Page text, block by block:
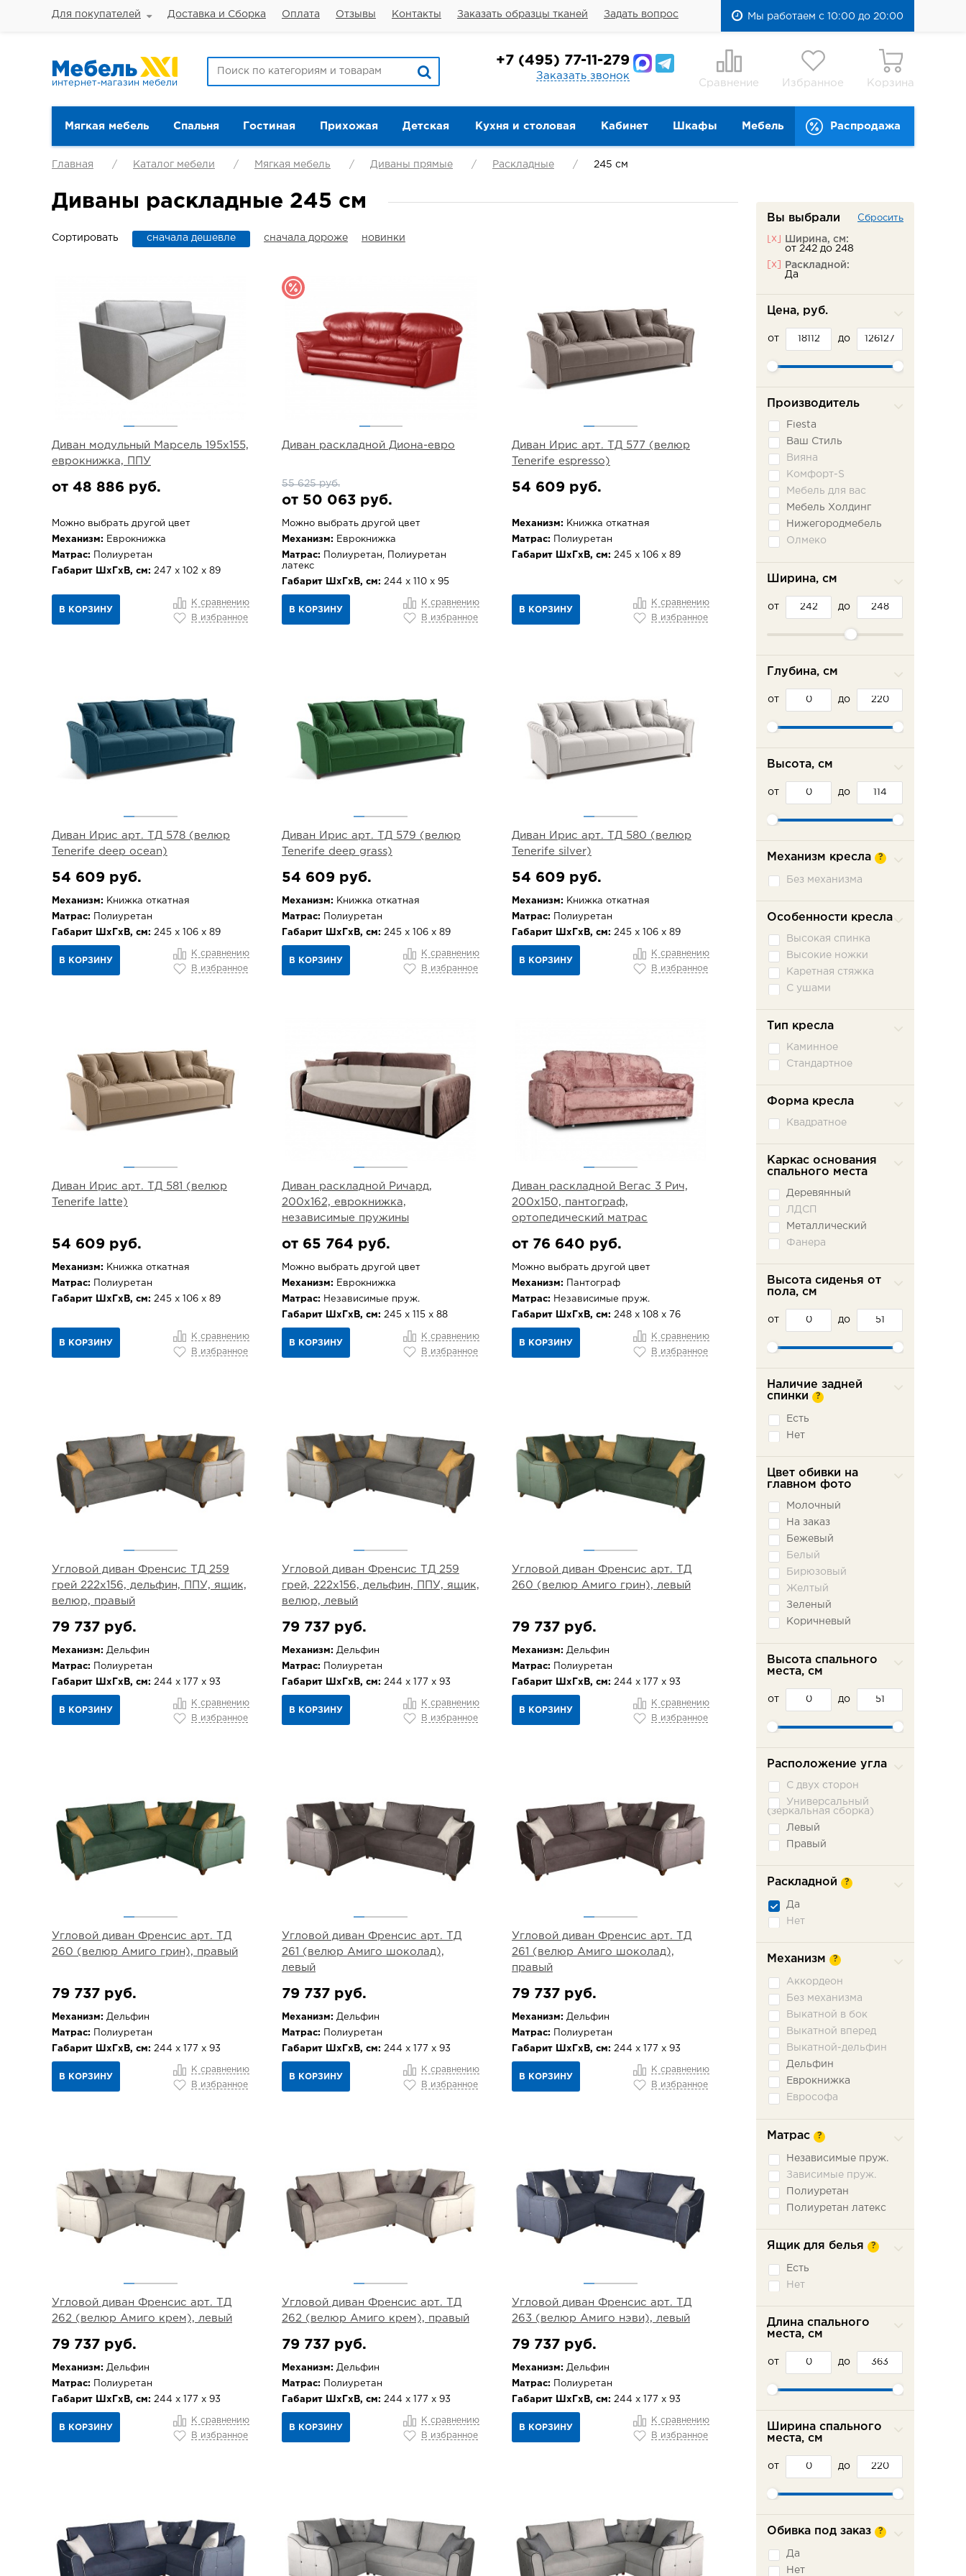
Для покупателей Доставка и Сборка Оплата Отзывы Контакты Заказать образцы тканей Задать вопрос Мы работаем с 10:00 до 20:00
интернет-магазин мебели
+7 (495) 77-11-279
Заказать звонок
Сравнение Избранное Корзина
Мягкая мебель Спальня Гостиная Прихожая Детская Кухня и столовая Кабинет Шкафы Мебель Распродажа
Главная Каталог мебели Мягкая мебель Диваны прямые Раскладные 245 см
Диваны раскладные 245 см
Сортировать сначала дешевле сначала дороже новинки
Диван модульный Марсель 195х155,
еврокнижка, ППУ
от 48 886 руб.
Можно выбрать другой цвет
Механизм: Еврокнижка
Матрас: Полиуретан
Габарит ШхГхВ, см: 247 х 102 х 89
В КОРЗИНУ
К сравнению
В избранное
Диван раскладной Диона-евро
55 625 руб.
от 50 063 руб.
Можно выбрать другой цвет
Механизм: Еврокнижка
Матрас: Полиуретан, Полиуретан
латекс
Габарит ШхГхВ, см: 244 х 110 х 95
В КОРЗИНУ
К сравнению
В избранное
Диван Ирис арт. ТД 577 (велюр
Tenerife espresso)
54 609 руб.
Механизм: Книжка откатная
Матрас: Полиуретан
Габарит ШхГхВ, см: 245 х 106 х 89
В КОРЗИНУ
К сравнению
В избранное
Диван Ирис арт. ТД 578 (велюр
Tenerife deep ocean)
54 609 руб.
Механизм: Книжка откатная
Матрас: Полиуретан
Габарит ШхГхВ, см: 245 х 106 х 89
В КОРЗИНУ
К сравнению
В избранное
Диван Ирис арт. ТД 579 (велюр
Tenerife deep grass)
54 609 руб.
Механизм: Книжка откатная
Матрас: Полиуретан
Габарит ШхГхВ, см: 245 х 106 х 89
В КОРЗИНУ
К сравнению
В избранное
Диван Ирис арт. ТД 580 (велюр
Tenerife silver)
54 609 руб.
Механизм: Книжка откатная
Матрас: Полиуретан
Габарит ШхГхВ, см: 245 х 106 х 89
В КОРЗИНУ
К сравнению
В избранное
Диван Ирис арт. ТД 581 (велюр
Tenerife latte)
54 609 руб.
Механизм: Книжка откатная
Матрас: Полиуретан
Габарит ШхГхВ, см: 245 х 106 х 89
В КОРЗИНУ
К сравнению
В избранное
Диван раскладной Ричард,
200х162, еврокнижка,
независимые пружины
от 65 764 руб.
Можно выбрать другой цвет
Механизм: Еврокнижка
Матрас: Независимые пруж.
Габарит ШхГхВ, см: 245 х 115 х 88
В КОРЗИНУ
К сравнению
В избранное
Диван раскладной Вегас 3 Рич,
200х150, пантограф,
ортопедический матрас
от 76 640 руб.
Можно выбрать другой цвет
Механизм: Пантограф
Матрас: Независимые пруж.
Габарит ШхГхВ, см: 248 х 108 х 76
В КОРЗИНУ
К сравнению
В избранное
Угловой диван Френсис ТД 259
грей 222х156, дельфин, ППУ, ящик,
велюр, правый
79 737 руб.
Механизм: Дельфин
Матрас: Полиуретан
Габарит ШхГхВ, см: 244 х 177 х 93
В КОРЗИНУ
К сравнению
В избранное
Угловой диван Френсис ТД 259
грей, 222х156, дельфин, ППУ, ящик,
велюр, левый
79 737 руб.
Механизм: Дельфин
Матрас: Полиуретан
Габарит ШхГхВ, см: 244 х 177 х 93
В КОРЗИНУ
К сравнению
В избранное
Угловой диван Френсис арт. ТД
260 (велюр Амиго грин), левый
79 737 руб.
Механизм: Дельфин
Матрас: Полиуретан
Габарит ШхГхВ, см: 244 х 177 х 93
В КОРЗИНУ
К сравнению
В избранное
Угловой диван Френсис арт. ТД
260 (велюр Амиго грин), правый
79 737 руб.
Механизм: Дельфин
Матрас: Полиуретан
Габарит ШхГхВ, см: 244 х 177 х 93
В КОРЗИНУ
К сравнению
В избранное
Угловой диван Френсис арт. ТД
261 (велюр Амиго шоколад),
левый
79 737 руб.
Механизм: Дельфин
Матрас: Полиуретан
Габарит ШхГхВ, см: 244 х 177 х 93
В КОРЗИНУ
К сравнению
В избранное
Угловой диван Френсис арт. ТД
261 (велюр Амиго шоколад),
правый
79 737 руб.
Механизм: Дельфин
Матрас: Полиуретан
Габарит ШхГхВ, см: 244 х 177 х 93
В КОРЗИНУ
К сравнению
В избранное
Угловой диван Френсис арт. ТД
262 (велюр Амиго крем), левый
79 737 руб.
Механизм: Дельфин
Матрас: Полиуретан
Габарит ШхГхВ, см: 244 х 177 х 93
В КОРЗИНУ
К сравнению
В избранное
Угловой диван Френсис арт. ТД
262 (велюр Амиго крем), правый
79 737 руб.
Механизм: Дельфин
Матрас: Полиуретан
Габарит ШхГхВ, см: 244 х 177 х 93
В КОРЗИНУ
К сравнению
В избранное
Угловой диван Френсис арт. ТД
263 (велюр Амиго нэви), левый
79 737 руб.
Механизм: Дельфин
Матрас: Полиуретан
Габарит ШхГхВ, см: 244 х 177 х 93
В КОРЗИНУ
К сравнению
В избранное
Вы выбрали Сбросить
[x]
Ширина, см:
от 242 до 248
[x]
Раскладной:
Да
Цена, руб.
от до
Производитель
Fiesta
Ваш Стиль
Вияна
Комфорт-S
Мебель для вас
Мебель Холдинг
Нижегородмебель
Олмеко
Фламинго
Ширина, см
от до
Глубина, см
от до
Высота, см
от до
Механизм кресла ?
Без механизма
Особенности кресла
Высокая спинка
Высокие ножки
Каретная стяжка
С ушами
Тип кресла
Каминное
Стандартное
Форма кресла
Квадратное
Каркас основания
спального места
Деревянный
ЛДСП
Металлический
Фанера
Высота сиденья от
пола, см
от до
Наличие задней
спинки
?
Есть
Нет
Цвет обивки на
главном фото
Молочный
На заказ
Бежевый
Белый
Бирюзовый
Желтый
Зеленый
Коричневый
Розовый
Серый
Синий
Высота спального
места, см
от до
Расположение угла
С двух сторон
Универсальный
(зеркальная сборка)
Левый
Правый
Раскладной ?
Да
Нет
Механизм ?
Аккордеон
Без механизма
Выкатной в бок
Выкатной вперед
Выкатной-дельфин
Дельфин
Еврокнижка
Еврософа
Книжка откатная
Ножницы
Пантограф
Подъемное сидение
Сабля
еврокнижка
Французская
раскладушка
Матрас ?
Независимые пруж.
Зависимые пруж.
Полиуретан
Полиуретан латекс
Ящик для белья ?
Есть
Нет
Длина спального
места, см
от до
Ширина спального
места, см
от до
Обивка под заказ ?
Да
Нет